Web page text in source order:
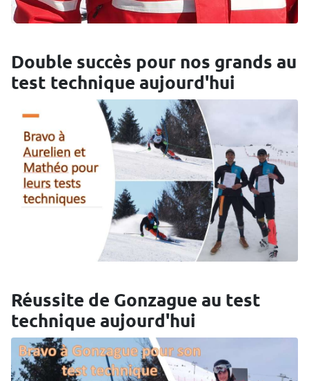
Double succès pour nos grands au
test technique aujourd'hui
Réussite de Gonzague au test
technique aujourd'hui